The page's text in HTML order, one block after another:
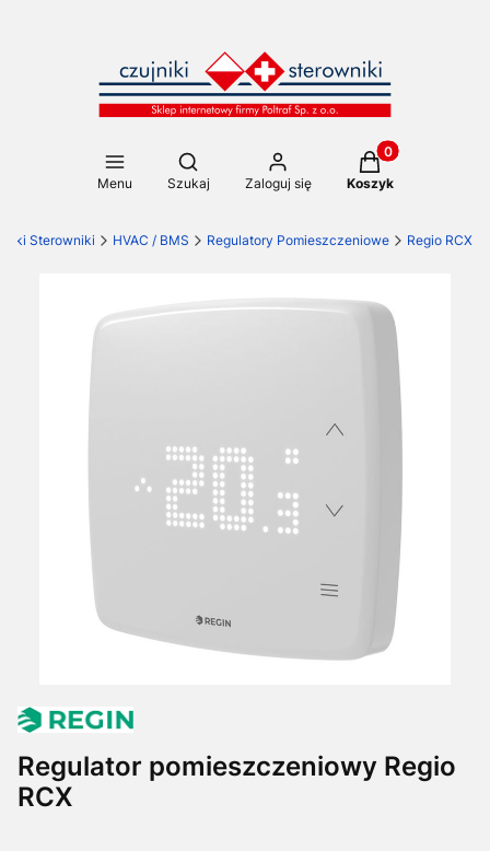
Menu
Otwórz wyszukiwarkę
Szukaj Zaloguj się
Produkty w
Koszyk
Sterowniki HVAC / BMS Regulatory Pomieszczeniowe Regio RCX
Regulator pomieszczeniowy Regio
RCX